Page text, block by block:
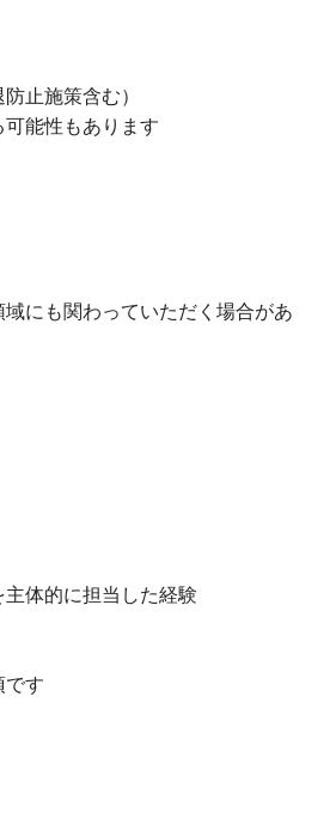
止施策含む）
能性もあります
にも関わっていただく場合があ
体的に担当した経験
です